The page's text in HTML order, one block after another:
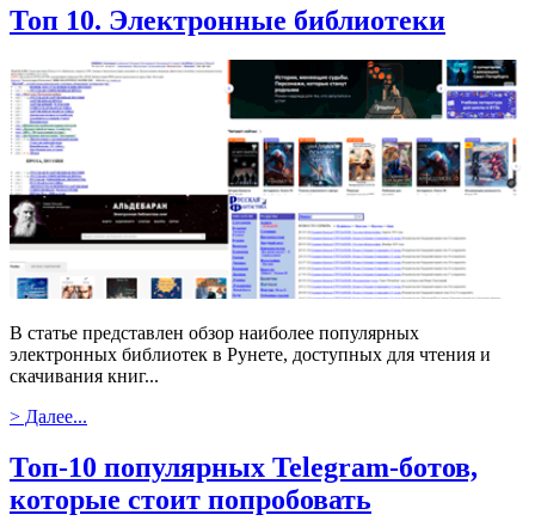
Топ 10. Электронные библиотеки
В статье представлен обзор наиболее популярных
электронных библиотек в Рунете, доступных для чтения и
скачивания книг...
> Далее...
Топ-10 популярных Telegram-ботов,
которые стоит попробовать